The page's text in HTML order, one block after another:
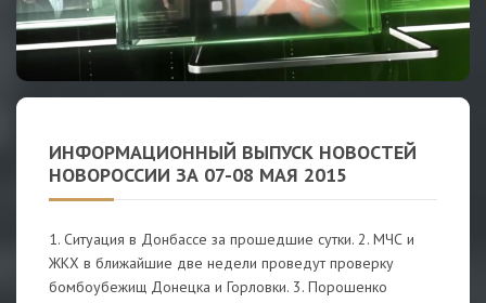
ИНФОРМАЦИОННЫЙ ВЫПУСК НОВОСТЕЙ
НОВОРОССИИ ЗА 07-08 МАЯ 2015
1. Ситуация в Донбассе за прошедшие сутки. 2. МЧС и
ЖКХ в ближайшие две недели проведут проверку
бомбоубежищ Донецка и Горловки. 3. Порошенко